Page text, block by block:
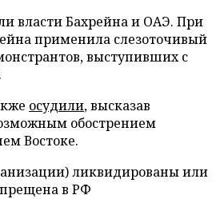
власти Бахрейна и ОАЭ. При
применила слезоточивый
выступивших с
осудили, высказав
обострением
Востоке.
ликвидированы или
в РФ